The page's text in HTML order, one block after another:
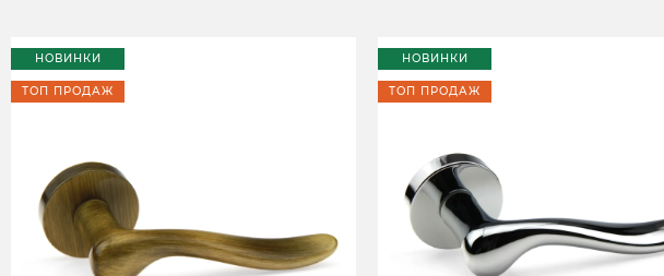
НОВИНКИ
ТОП ПРОДАЖ
НОВИНКИ
ТОП ПРОДАЖ